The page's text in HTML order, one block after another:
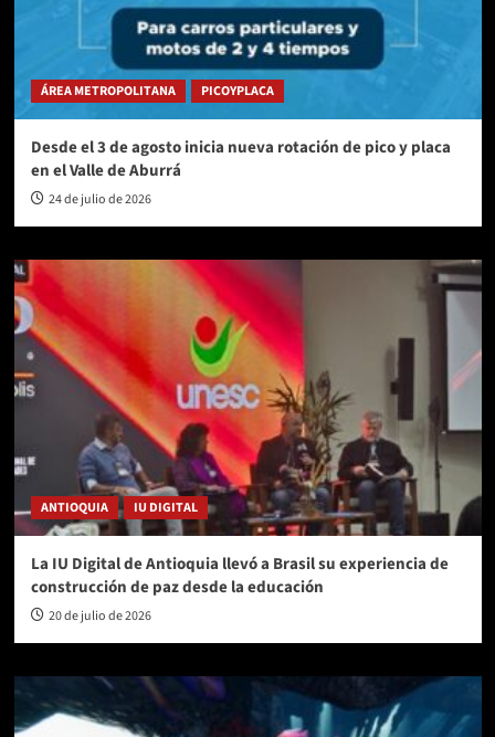
ÁREA METROPOLITANA PICOYPLACA
Desde el 3 de agosto inicia nueva rotación de pico y placa
en el Valle de Aburrá
24 de julio de 2026
ANTIOQUIA IU DIGITAL
La IU Digital de Antioquia llevó a Brasil su experiencia de
construcción de paz desde la educación
20 de julio de 2026